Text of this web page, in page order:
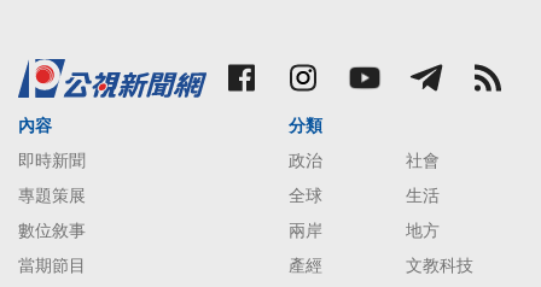
內容
即時新聞
專題策展
數位敘事
當期節目
分類
政治
社會
全球
生活
兩岸
地方
產經
文教科技